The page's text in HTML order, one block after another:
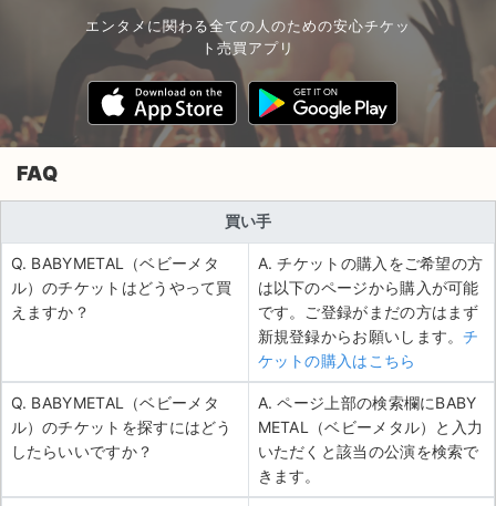
エンタメに関わる全ての人のための安心チケッ
ト売買アプリ
FAQ
買い手
Q. BABYMETAL（ベビーメタ
ル）のチケットはどうやって買
えますか？
A. チケットの購入をご希望の方
は以下のページから購入が可能
です。ご登録がまだの方はまず
新規登録からお願いします。チ
ケットの購入はこちら
Q. BABYMETAL（ベビーメタ
ル）のチケットを探すにはどう
したらいいですか？
A. ページ上部の検索欄にBABY
METAL（ベビーメタル）と入力
いただくと該当の公演を検索で
きます。